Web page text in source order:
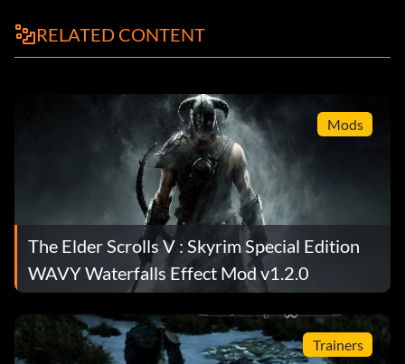
RELATED CONTENT
Mods
The Elder Scrolls V : Skyrim Special Edition
WAVY Waterfalls Effect Mod v1.2.0
Trainers